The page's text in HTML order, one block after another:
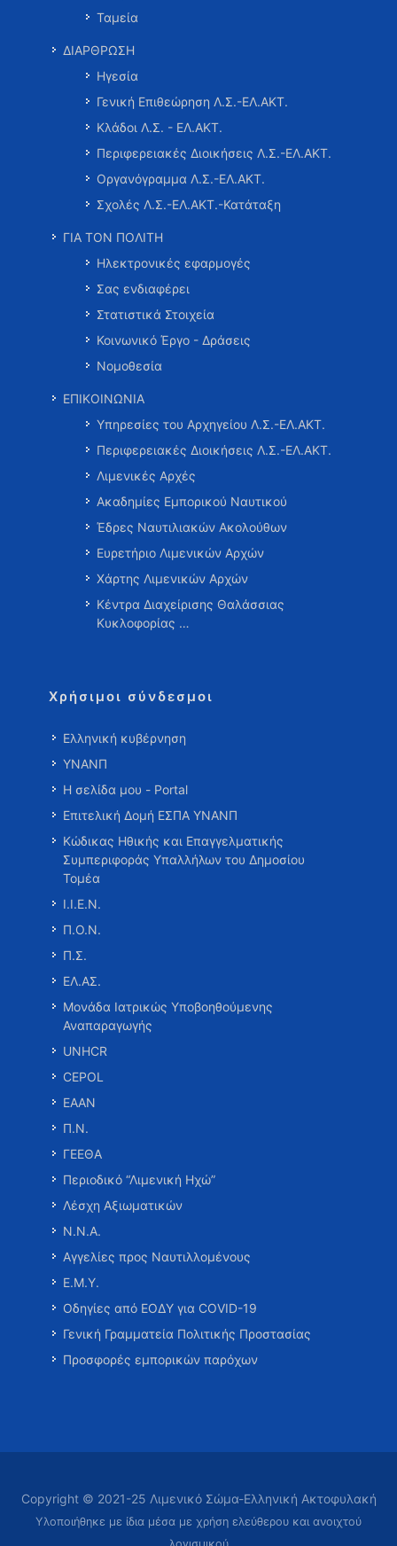
Ταμεία
ΔΙΑΡΘΡΩΣΗ
Ηγεσία
Γενική Επιθεώρηση Λ.Σ.-ΕΛ.ΑΚΤ.
Κλάδοι Λ.Σ. - ΕΛ.ΑΚΤ.
Περιφερειακές Διοικήσεις Λ.Σ.-ΕΛ.ΑΚΤ.
Οργανόγραμμα Λ.Σ.-ΕΛ.ΑΚΤ.
Σχολές Λ.Σ.-ΕΛ.ΑΚΤ.-Κατάταξη
ΓΙΑ ΤΟΝ ΠΟΛΙΤΗ
Ηλεκτρονικές εφαρμογές
Σας ενδιαφέρει
Στατιστικά Στοιχεία
Κοινωνικό Έργο - Δράσεις
Νομοθεσία
ΕΠΙΚΟΙΝΩΝΙΑ
Υπηρεσίες του Αρχηγείου Λ.Σ.-ΕΛ.ΑΚΤ.
Περιφερειακές Διοικήσεις Λ.Σ.-ΕΛ.ΑΚΤ.
Λιμενικές Αρχές
Ακαδημίες Εμπορικού Ναυτικού
Έδρες Ναυτιλιακών Ακολούθων
Ευρετήριο Λιμενικών Αρχών
Χάρτης Λιμενικών Αρχών
Κέντρα Διαχείρισης Θαλάσσιας
Κυκλοφορίας …
Χρήσιμοι σύνδεσμοι
Ελληνική κυβέρνηση
ΥΝΑΝΠ
Η σελίδα μου - Portal
Επιτελική Δομή ΕΣΠΑ ΥΝΑΝΠ
Κώδικας Ηθικής και Επαγγελματικής
Συμπεριφοράς Υπαλλήλων του Δημοσίου
Τομέα
Ι.Ι.Ε.Ν.
Π.Ο.Ν.
Π.Σ.
ΕΛ.ΑΣ.
Μονάδα Ιατρικώς Υποβοηθούμενης
Αναπαραγωγής
UNHCR
CEPOL
ΕΑΑΝ
Π.Ν.
ΓΕΕΘΑ
Περιοδικό “Λιμενική Ηχώ”
Λέσχη Αξιωματικών
Ν.Ν.Α.
Αγγελίες προς Ναυτιλλομένους
Ε.Μ.Υ.
Οδηγίες από ΕΟΔΥ για COVID-19
Γενική Γραμματεία Πολιτικής Προστασίας
Προσφορές εμπορικών παρόχων
Copyright © 2021-25 Λιμενικό Σώμα-Ελληνική Ακτοφυλακή
Υλοποιήθηκε με ίδια μέσα με χρήση ελεύθερου και ανοιχτού